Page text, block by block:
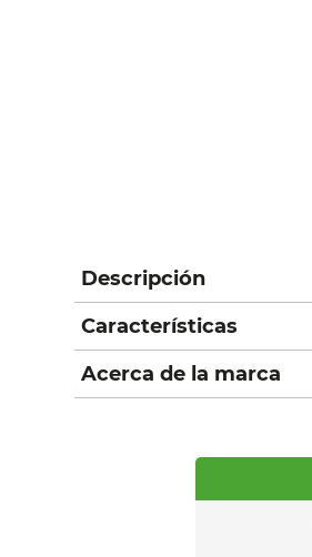
Descripción
Características
Acerca de la marca